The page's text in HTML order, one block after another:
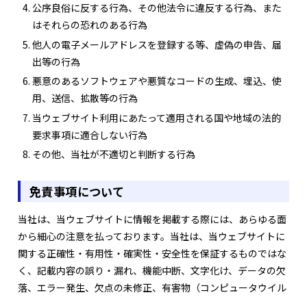
公序良俗に反する行為、その他法令に違反する行為、また
はそれらの恐れのある行為
他人の電子メールアドレスを登録する等、虚偽の申告、届
出等の行為
悪意のあるソフトウェアや悪質なコードの生成、埋込、使
用、送信、拡散等の行為
当ウェブサイト利用にあたって適用される国や地域の法的
要求事項に適合しない行為
その他、当社が不適切と判断する行為
免責事項について
当社は、当ウェブサイトに情報を掲載する際には、あらゆる面
から細心の注意を払っております。当社は、当ウェブサイトに
関する正確性・有用性・確実性・安全性を保証するものではな
く、記載内容の誤り・漏れ、機能中断、文字化け、データの欠
落、エラー発生、欠点の未修正、有害物（コンピュータウイル